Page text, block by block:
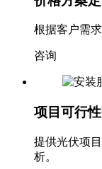
根据客户需
咨询
项目可行
提供光伏项
析。